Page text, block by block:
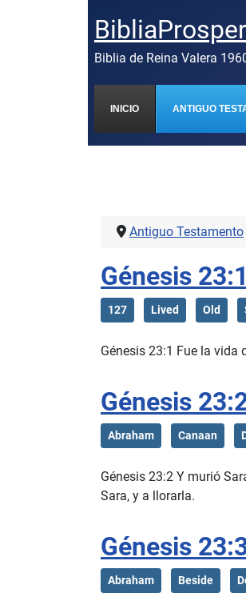
Biblia de Reina Valera
INICIO ANTIGUO
Antiguo Testamento
Génesis 23:1
127 Lived Old
Génesis 23:1 Fue la vida
Génesis
Abraham Canaan
Génesis 23:2 Y murió
Sara, y a llorarla.
Génesis
Abraham Beside